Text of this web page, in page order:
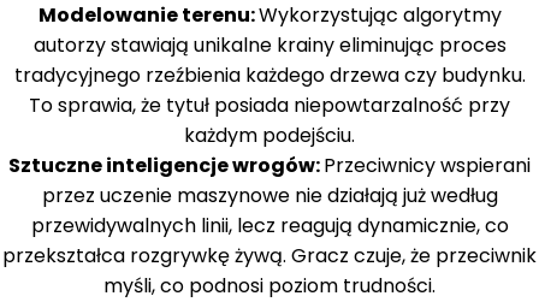
Modelowanie terenu:Wykorzystując algorytmy
autorzy stawiają unikalne krainy eliminując proces
tradycyjnego rzeźbienia każdego drzewa czy budynku.
To sprawia, że tytuł posiada niepowtarzalność przy
każdym podejściu.
Sztuczne inteligencje wrogów:Przeciwnicy wspierani
przez uczenie maszynowe nie działają już według
przewidywalnych linii, lecz reagują dynamicznie, co
przekształca rozgrywkę żywą. Gracz czuje, że przeciwnik
myśli, co podnosi poziom trudności.